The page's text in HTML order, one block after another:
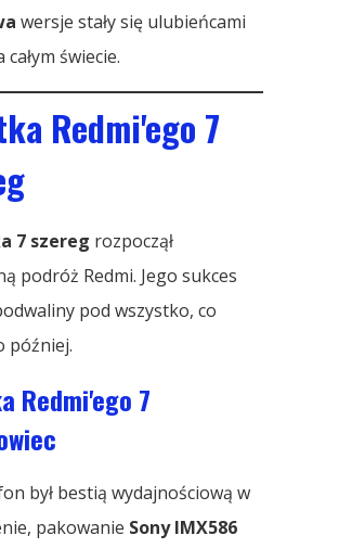
wersje stały się ulubieńcami
świecie.
Redmi'ego 7
7 szereg rozpoczął
podróż Redmi. Jego sukces
pod wszystko, co
później.
Redmi'ego 7
był bestią wydajnościową w
pakowanie Sony IMX586